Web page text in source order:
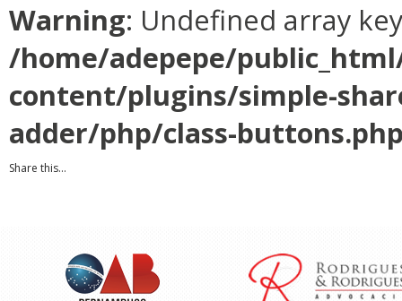
Warning: Undefined array
/home/adepepe/
content/plugins/simple-
adder/php/class-
Share this...